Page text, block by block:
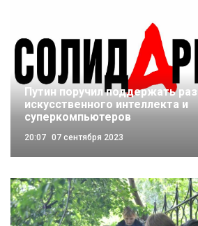
Путин поручил поддержать
искусственного интеллекта и
суперкомпьютеров
20:07 07 сентября 2023